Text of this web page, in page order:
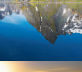
Norway.